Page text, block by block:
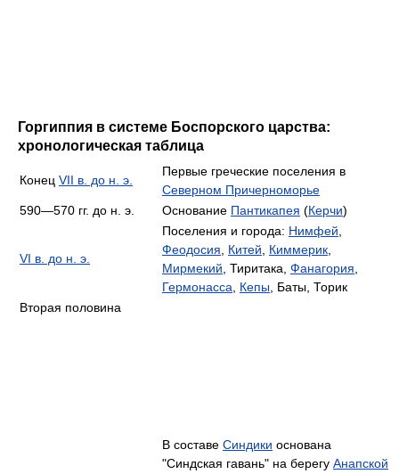
Горгиппия в системе Боспорского царства:
хронологическая таблица
Конец VII в. до н. э.
Первые греческие поселения в
Северном Причерноморье
590—570 гг. до н. э.
Основание Пантикапея (Керчи)
VI в. до н. э.
Поселения и города: Нимфей,
Феодосия, Китей, Киммерик,
Мирмекий, Тиритака, Фанагория,
Гермонасса, Кепы, Баты, Торик
Вторая половина
В составе Синдики основана
"Синдская гавань" на берегу Анапской